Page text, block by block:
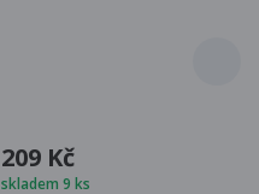
209 Kč
skladem 9 ks